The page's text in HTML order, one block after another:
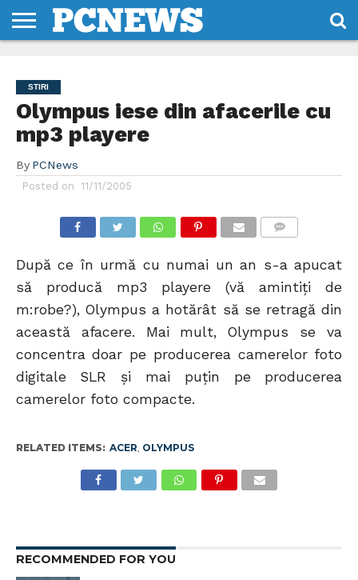
NOI
SI
CONDITII
STIRI
Olympus iese din afacerile cu
mp3 playere
By PCNews
Posted on 11/11/2005
După ce în urmă cu numai un an s-a apucat
să producă mp3 playere (vă amintiţi de
m:robe?), Olympus a hotărât să se retragă din
această afacere. Mai mult, Olympus se va
concentra doar pe producerea camerelor foto
digitale SLR şi mai puţin pe producerea
camerelor foto compacte.
RELATED ITEMS: ACER, OLYMPUS
RECOMMENDED FOR YOU